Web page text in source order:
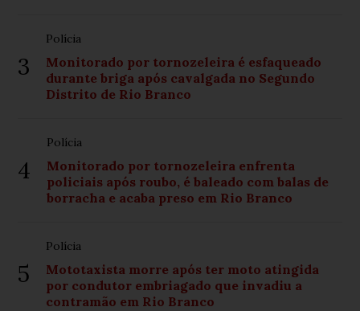
3
Polícia
Monitorado por tornozeleira é esfaqueado
durante briga após cavalgada no Segundo
Distrito de Rio Branco
4
Polícia
Monitorado por tornozeleira enfrenta
policiais após roubo, é baleado com balas de
borracha e acaba preso em Rio Branco
5
Polícia
Mototaxista morre após ter moto atingida
por condutor embriagado que invadiu a
contramão em Rio Branco